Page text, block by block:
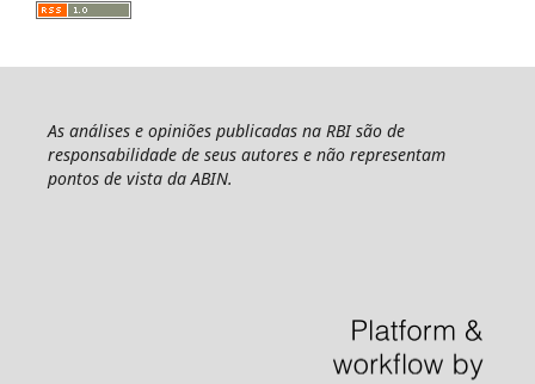
As análises e opiniões publicadas na RBI são de
responsabilidade de seus autores e não representam
pontos de vista da ABIN.